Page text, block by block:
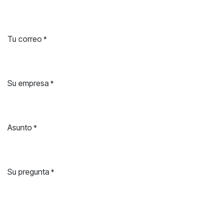
Tu correo *
Su empresa *
Asunto *
Su pregunta *